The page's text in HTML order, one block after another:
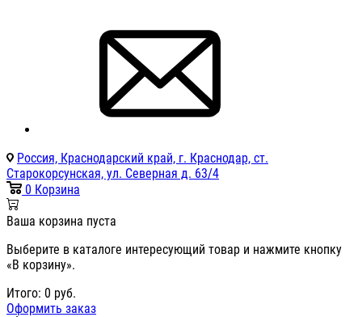
Россия, Краснодарский край, г. Краснодар, ст.
Старокорсунская, ул. Северная д. 63/4
0 Корзина
Ваша корзина пуста
Выберите в каталоге интересующий товар и нажмите кнопку
«В корзину».
Итого: 0 руб.
Оформить заказ